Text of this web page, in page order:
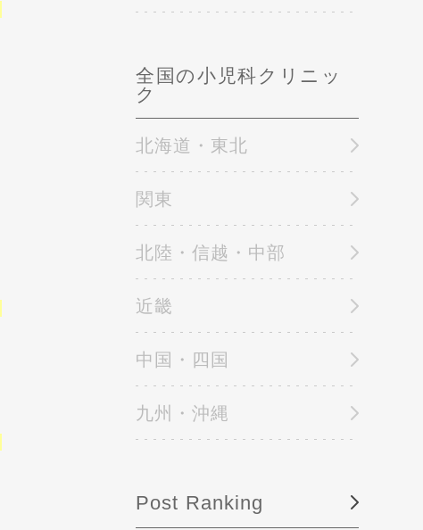
全国の小児科クリニッ
ク
北海道・東北
関東
北陸・信越・中部
近畿
中国・四国
九州・沖縄
Post Ranking